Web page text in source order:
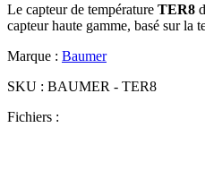
Le capteur de température TER8
capteur haute gamme, basé sur la
Marque : Baumer
SKU : BAUMER - TER8
Fichiers :